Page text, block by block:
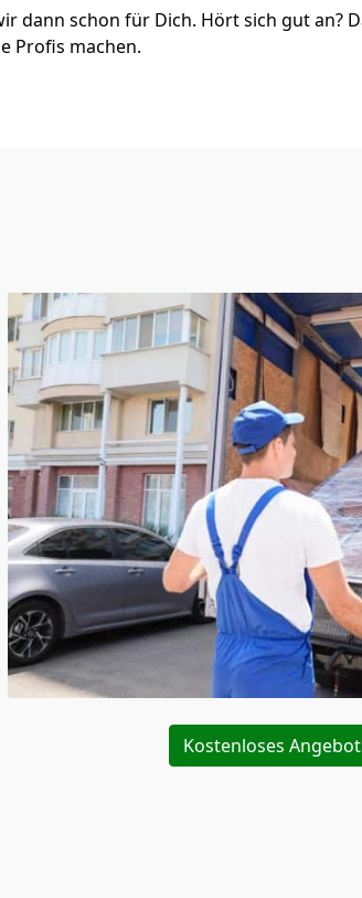
dann schon für Dich. Hört sich gut an?
Profis machen.
Kostenloses